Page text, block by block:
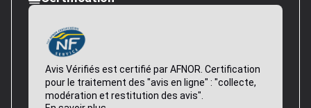
Avis Vérifiés est certifié par AFNOR. Certification
pour le traitement des "avis en ligne" : "collecte,
modération et restitution des avis".